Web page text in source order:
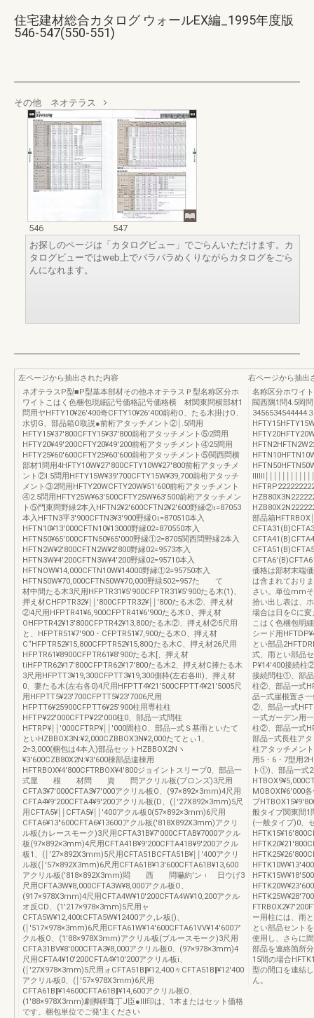
住宅建材総合カタログ ウォールEX編_1995年度版
546-547(550-551)
その他 ネオテラス
546
547
お探しのページは「カタログビュー」でごらんいただけます。カ
タログビューではweb上でパラパラめくりながらカタログをごら
んになれます。
左ページから抽出された内容
ネ才テラスP型■P型基本部材その他ネオテラスＰ型名称区分ホ
ワイトこはく色梱包現細記号価格記号価格横 材関東問横部材1
問用ヤHFTY10¥26′400奇CFTY10¥26′400前桁O、たる木掛けO、
水切G、部品箱O取説●前桁アタッチメント②￨.5問用
HFTY15¥37′800CFTY15¥37′800前桁アタッチメント⑤2問用
HFTY20¥49′200CFTY20¥49′200前桁アタッチメント④25問用
HFTY25¥60′600CFTY25¥60′600前桁アタッチメント⑤関西問横
部材1問用4HFTY10W¥27′800CFTY10W¥27′800前桁アタッチメ
ント②l.5問用HFTY15W¥39′700CFTY15W¥39,700前桁アタッチ
メント③2問用HFTY20WCFTY20W¥51′600前桁アタッチメント
④2.5問用HFTY25W¥63′500CFTY25W¥63′500前桁アタッチメン
ト⑤門東問野緑2本入HFTN2¥2′600CFTN2¥2′600野縁②ι=87053
本入HFTN3平3′900CFTN3¥3′900野縁Oι=870510本入
HFTN10¥13′000CFTN10¥13000野縁02=870550本入
HFTN50¥65′000CFTN50¥65′000野縁①2=8705関西問野縁2本入
HFTN2W¥2′800CFTN2W¥2′800野縁02=9573本入
HFTN3W¥4′200CFTN3W¥4′200野縁02=95710本入
HFTNOW¥14,000CFTN10W¥14000野縁①2=95750本入
HFTN50W¥70,000CFTN50W¥70,000野緑502=957た て
材中間たる木3尺用HFPTR31¥5′900CFPTR31¥5′900たる木(1)、
押え材CHFPTR32¥￨￨′800CFPTR32¥￨￨′800たる木②、押え材
②4尺用HFPTR41¥6,900CFPTR41¥6′900たる木O、押え材
OHFPTR42¥13′800CFPTR42¥13,800たる木②、押え材②5尺用
と、HFPTR51¥7′900・CFPTR51¥7,900たる木O、押え材
C“HFPTR52¥15,800CFPTR52¥15,80Qたる木C、押え材26尺用
HFPTR61¥8900CFPTR61¥8′900たる木[、押え材
tiHFPTR62¥17′800CFPTR62¥17′800たる木2、押え材C捧たる木
3尺用HFPTT3¥19,300CFPTT3¥19,300側枠(左右各Ⅲ)、押え材
0、妻たる木(左右各0)4尺用HFPTT4¥21′500CFPTT4¥21′5005尺
用HFPTT5¥23′700CFPTT5¥23′7006尺用
HFPTT6¥25900CFPTT6¥25′900柱用専柱柱
HFTP¥22′000CFTP¥22′000柱0、部品一式問柱
HFTRP¥￨￨′000CFTRP¥￨￨′000間柱O、部品―式Ｓ基雨といたて
といHZBBOX3N:¥2,000CZBBOX3N¥2,000たてとぃ1、
2=3,000(梱包は4本入)部品セットHZBBOX2Nヽ
¥3′600CZB80X2N:¥3′600棟部品違棟用
HFTRBOX¥4′800CFTRBOX¥4′800ジョイントスリーブ0、部品一
式屋 根 材問 資 問アクリル板(ブロンズ)3尺用
CFTA3¥7′000CFTA3¥7′000アクリル板O、(97×892×3mm)4尺用
CFTA4¥9′200CFTA4¥9′200アクリル板(D、(￨′27X892×3mm)5尺
用CFTA5¥￨￨CFTA5¥￨￨′400アクル板0(57×892×3mm)6尺用
CFTA6¥13″600CFTA6¥13600アクル板(′818X892X3mm)アクリ
ル板(カレースモーク)3尺用CFTA31B¥7′000CFTAB¥7000アクル
板(97×892×3mm)4尺用CFTA41B¥9′200CFTA41B¥9′200アクル
板1、(￨′27×892X3mm)5尺用CFTA51BCFTA51B¥￨￨′400アクリ
ル板(￨′57×892X3mm)6尺用CFTA61B¥13′600CFTA61B¥13,600
アクリル板(′818×892X3mm)悶 西 問嚇約′ン︲ 日ウげ3
尺用CFTA3W¥8,000CFTA3W¥8,000アクル板O、
(917×978X3mm)4尺用CFTA4W¥10′200CFTA4W¥10,200アクル
オ反CD、(1′217×978×3mm)5尺用ャ
CFTA5W¥12,400tCFTA5W¥12400アク,レ板()、
(￨′517×978×3mm)6尺用CFTA61W¥14′600CFTA61VV¥14′600ア
クル板O、(1′88×978X3mm)アクリル板(ブルースモーク)3尺用
CFTA31BV¥8′000CFTA3¥8,000アクリル板0、(97×978×3mm)4
尺用CFTA4¥10′200CFTA4¥10′200アクリル板i、
(￨′27X978×3mm)5尺用ォCFTA51B‖¥12,400々CFTA51B‖¥12′400
アクリル板0、(￨′57×978X3mm)6尺用
CFTA61B‖¥14600CFTA61B‖¥14,600アクリル板O、
(1′88×978X3mm)劇脚碑葺丁J臣●Ⅲ印は、1本またはセット価格
です。梱包単位でご発'主ください
右ページから抽出
名称区分ホワイ
閥西隅1問4.5岡
3456534544444
部品箱HFTRBOX
価格は部材末端
は含まれており
さい。単位mm
拾い出し表は、
場合は日をCに
こはく色梱包明
シード用
とい部品
式、雨とい部品
P¥14′400接続柱
接続問柱①、部品
柱②、部品一式
品―式崖根置さ一
②、部品一式
一式ガーデン用
柱②、部品一式
部品―式長柱アタ
柱アタッチメン
用5・6・7型用
ト①)、部品一式2
MOBOXI¥6′000
ブ
般タイプ関東間1
(一般タイプ)0、
ー用柱には、雨
とい部品セント
使用し、さらに
部品を連絡箇所
15間の場合
型の間口を連結
ん。